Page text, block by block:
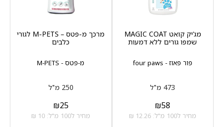
פור פאוז - four paws
מג‘יק קואט MAGIC COAT
שמפו גורים ללא דמעות
473 מ"ל
₪58
מחיר ל100 מ"ל: 12.26 ₪
מ-פטס - M-PETS
מרכך מ-פטס – M-PETS לגורי
כלבים
250 מ"ל
₪25
מחיר ל100 מ"ל: 10 ₪